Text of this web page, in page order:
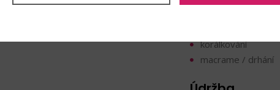
některá mohou být místy
korálkování
macrame / drhání